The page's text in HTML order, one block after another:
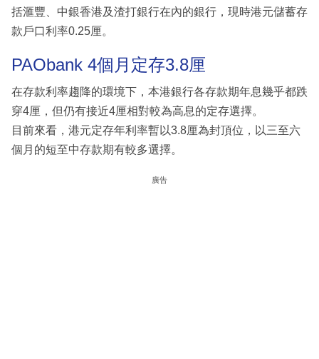
括滙豐、中銀香港及渣打銀行在內的銀行，現時港元儲蓄存
款戶口利率0.25厘。
PAObank 4個月定存3.8厘
在存款利率趨降的環境下，本港銀行各存款期年息幾乎都跌
穿4厘，但仍有接近4厘相對較為高息的定存選擇。
目前來看，港元定存年利率暫以3.8厘為封頂位，以三至六
個月的短至中存款期有較多選擇。
廣告